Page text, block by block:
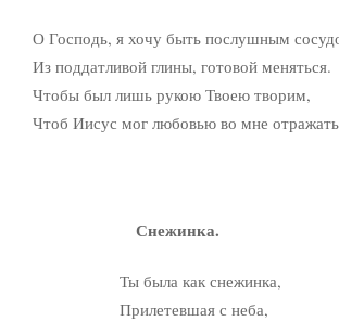
О Господь, я хочу быть послушным
Из поддатливой глины, готовой меняться.
Чтобы был лишь рукою Твоею творим,
Чтоб Иисус мог любовью во мне
Снежинка.
Ты была как снежинка,
Прилетевшая с неба,